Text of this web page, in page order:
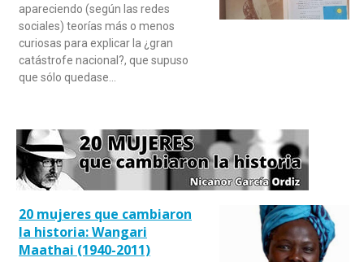
apareciendo (según las redes
sociales) teorías más o menos
curiosas para explicar la ¿gran
catástrofe nacional?, que supuso
que sólo quedase…
20 mujeres que cambiaron
la historia: Wangari
Maathai (1940-2011)